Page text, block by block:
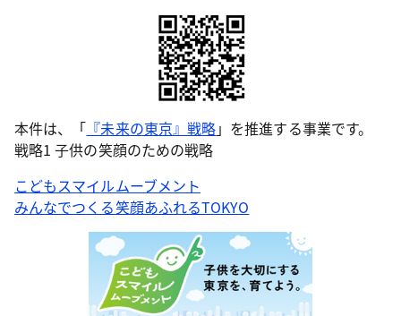
本件は、「 『未来の東京』戦略」を推進する事業です。
戦略1 子供の笑顔のための戦略
こどもスマイルムーブメント
みんなでつくる笑顔あふれるTOKYO